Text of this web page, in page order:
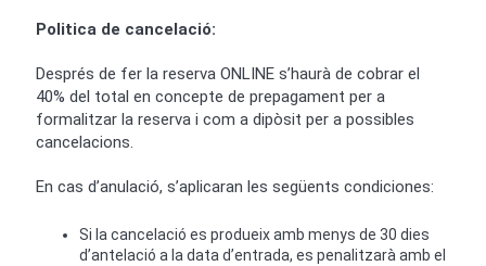
Politica de cancelació:
Després de fer la reserva ONLINE s’haurà de cobrar el
40% del total en concepte de prepagament per a
formalitzar la reserva i com a dipòsit per a possibles
cancelacions.
En cas d’anulació, s’aplicaran les següents condiciones:
Si la cancelació es produeix amb menys de 30 dies
d’antelació a la data d’entrada, es penalitzarà amb el